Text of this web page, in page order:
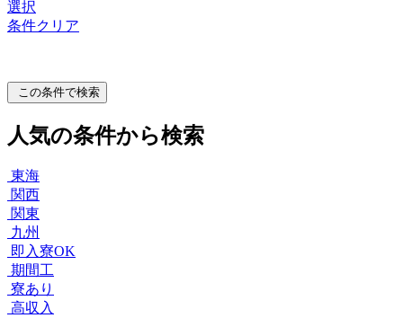
選択
条件クリア
この条件で検索
人気の条件から検索
東海
関西
関東
九州
即入寮OK
期間工
寮あり
高収入